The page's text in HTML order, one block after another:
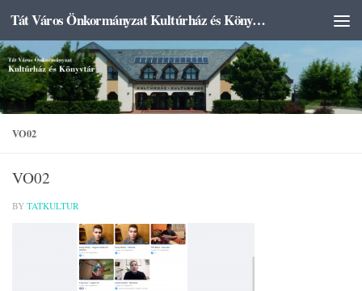
Skip to content Tát Város Önkormányzat Kultúrház és Könyvtár
VO02
VO02
BY TATKULTUR